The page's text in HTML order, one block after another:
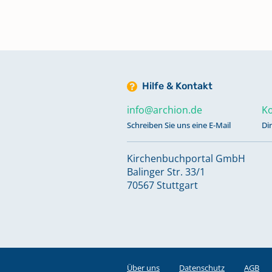
Trauungen 1967-29. Nov. 1975
1962
Keine verfügbaren Digitalisate
Trauungen 31. März 1877-2. Juni
Hilfe & Kontakt
info@archion.de
Schreiben Sie uns eine E-Mail
Kirchenbuchportal GmbH
Balinger Str. 33/1
70567 Stuttgart
Über uns Datenschutz AGB